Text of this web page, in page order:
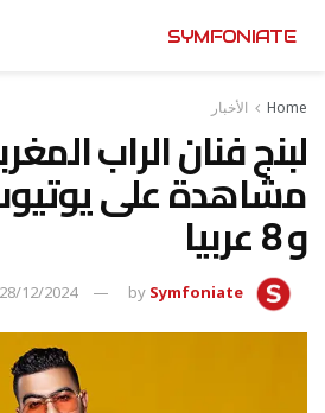
SYMFONIATE
Home الأخبار
لبنج فنان الراب
و 8 عربيا
by Symfoniate
28/12/2024